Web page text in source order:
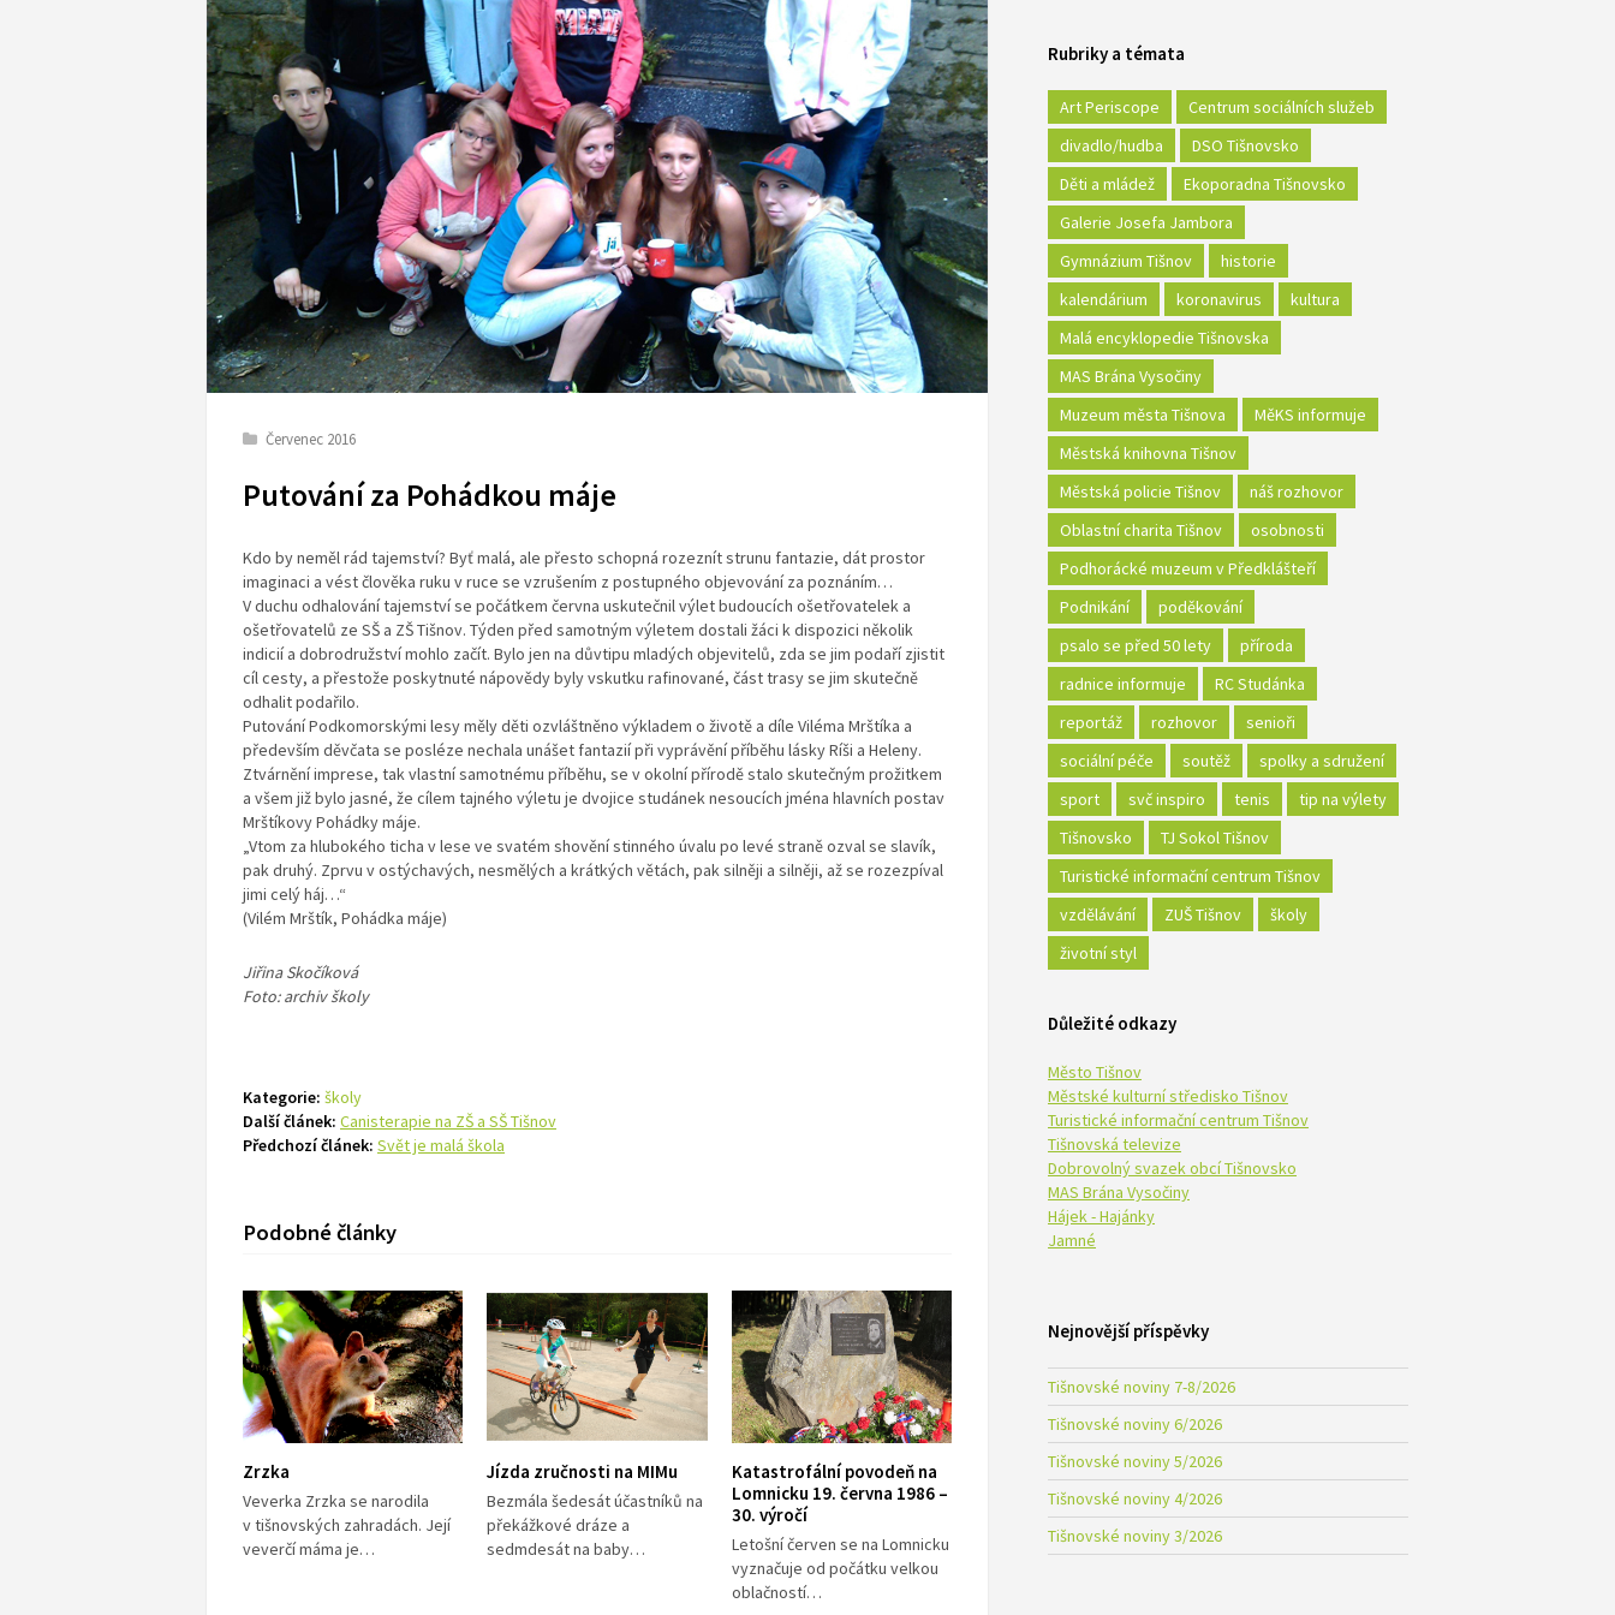
Červenec 2016
Putování za Pohádkou máje
Kdo by neměl rád tajemství? Byť malá, ale přesto schopná rozeznít strunu fantazie, dát prostor
imaginaci a vést člověka ruku v ruce se vzrušením z postupného objevování za poznáním…
V duchu odhalování tajemství se počátkem června uskutečnil výlet budoucích ošetřovatelek a
ošetřovatelů ze SŠ a ZŠ Tišnov. Týden před samotným výletem dostali žáci k dispozici několik
indicií a dobrodružství mohlo začít. Bylo jen na důvtipu mladých objevitelů, zda se jim podaří zjistit
cíl cesty, a přestože poskytnuté nápovědy byly vskutku rafinované, část trasy se jim skutečně
odhalit podařilo.
Putování Podkomorskými lesy měly děti ozvláštněno výkladem o životě a díle Viléma Mrštíka a
především děvčata se posléze nechala unášet fantazií při vyprávění příběhu lásky Ríši a Heleny.
Ztvárnění imprese, tak vlastní samotnému příběhu, se v okolní přírodě stalo skutečným prožitkem
a všem již bylo jasné, že cílem tajného výletu je dvojice studánek nesoucích jména hlavních postav
Mrštíkovy Pohádky máje.
„Vtom za hlubokého ticha v lese ve svatém shovění stinného úvalu po levé straně ozval se slavík,
pak druhý. Zprvu v ostýchavých, nesmělých a krátkých větách, pak silněji a silněji, až se rozezpíval
jimi celý háj…“
(Vilém Mrštík, Pohádka máje)
Jiřina Skočíková
Foto: archiv školy
Kategorie: školy
Další článek: Canisterapie na ZŠ a SŠ Tišnov
Předchozí článek: Svět je malá škola
Podobné články
Zrzka
Veverka Zrzka se narodila
v tišnovských zahradách. Její
veverčí máma je…
Jízda zručnosti na MIMu
Bezmála šedesát účastníků na
překážkové dráze a
sedmdesát na baby…
Katastrofální povodeň na
Lomnicku 19. června 1986 –
30. výročí
Letošní červen se na Lomnicku
vyznačuje od počátku velkou
oblačností…
Rubriky a témata
Art Periscope
Centrum sociálních služeb
divadlo/hudba
DSO Tišnovsko
Děti a mládež
Ekoporadna Tišnovsko
Galerie Josefa Jambora
Gymnázium Tišnov
historie
kalendárium
koronavirus
kultura
Malá encyklopedie Tišnovska
MAS Brána Vysočiny
Muzeum města Tišnova
MěKS informuje
Městská knihovna Tišnov
Městská policie Tišnov
náš rozhovor
Oblastní charita Tišnov
osobnosti
Podhorácké muzeum v Předklášteří
Podnikání
poděkování
psalo se před 50 lety
příroda
radnice informuje
RC Studánka
reportáž
rozhovor
senioři
sociální péče
soutěž
spolky a sdružení
sport
svč inspiro tenis
tip na výlety
Tišnovsko
TJ Sokol Tišnov
Turistické informační centrum Tišnov
vzdělávání
ZUŠ Tišnov
školy
životní styl
Důležité odkazy
Město Tišnov
Městské kulturní středisko Tišnov
Turistické informační centrum Tišnov
Tišnovská televize
Dobrovolný svazek obcí Tišnovsko
MAS Brána Vysočiny
Hájek - Hajánky
Jamné
Nejnovější příspěvky
Tišnovské noviny 7-8/2026
Tišnovské noviny 6/2026
Tišnovské noviny 5/2026
Tišnovské noviny 4/2026
Tišnovské noviny 3/2026